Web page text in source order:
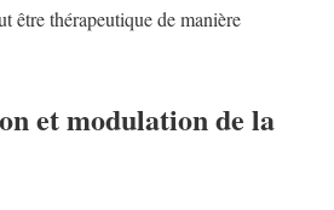
être thérapeutique de manière
et modulation de la